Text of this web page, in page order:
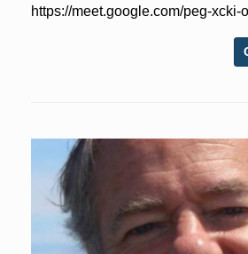
https://meet.google.com/peg-xcki-